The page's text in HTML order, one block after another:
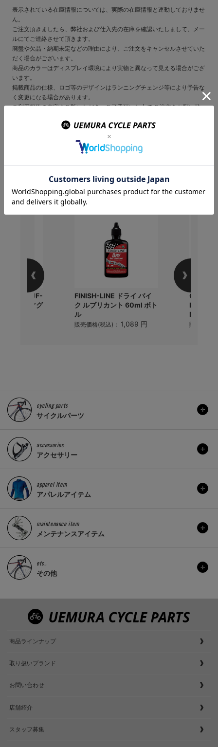
表示されている在庫情報については、実際の在庫情報と連動しておりませ
ん。
ご注文頂きましたら、弊社および仕入先の在庫を確認いたしまして、メー
ルにてご連絡させて頂きます。
廃盤や欠品・納期未定などの理由により、ご注文をキャンセルさせていた
だく場合がございます。
商品のカラーはディスプレイ環境により実物と異なって見える場合がござ
います。
掲載商品の仕様、ロゴ等のデザインはランニングチェンジ等により予告な
く変更になる場合があります。
ご利用規約の内容をご覧いただき、ご了承頂いた上で ご注文をお願い致
この商品を購入のお客様
はこんな商品を買ってい
ます
ーモス) FJF-
ータイマグ
FINISH-LINE ドライ バイ
ク ルブリカント 60ml ボト
ル
販売価格(税込)： 1,089 円
MTB
販売価格(
cycling parts
サイクルパーツ
accessories
アクセサリー
apparel item
アパレルアイテム
maintenance item
メンテナンスアイテム
etc..
その他
商品ラインナップ
取り扱いブランド
お問い合わせ
店舗紹介
スタッフ募集